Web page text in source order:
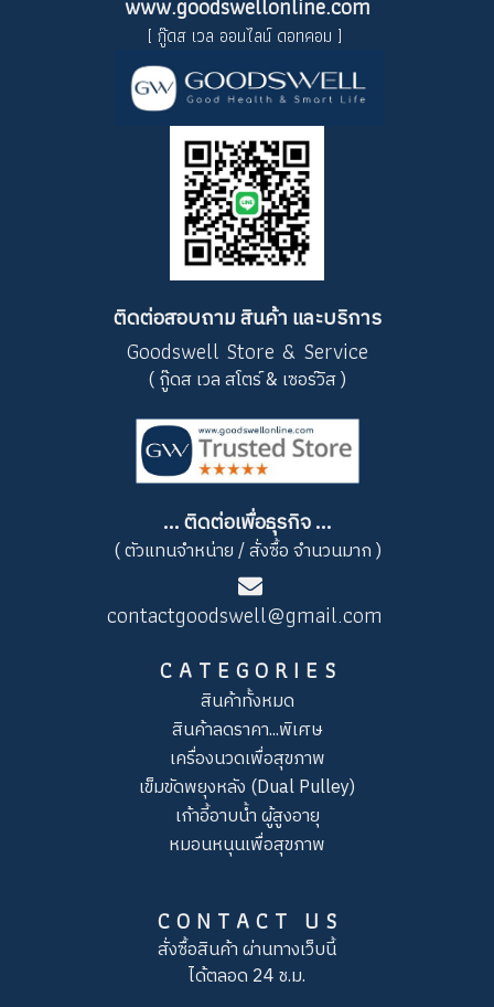
www.goodswellonline.com
[ กู๊ดส เวล ออนไลน์ ดอทคอม ]
ติดต่อสอบถาม สินค้า และบริการ
Goodswell Store & Service
( กู๊ดส เวล สโตร์ & เซอร์วิส )
... ติดต่อเพื่อธุรกิจ ...
( ตัวแทนจำหน่าย / สั่งซื้อ จำนวนมาก )
contactgoodswell@gmail.com
C A T E G O R I E S
สินค้าทั้งหมด
สินค้าลดราคา...พิเศษ
เครื่องนวดเพื่อสุขภาพ
เข็มขัดพยุงหลัง (Dual Pulley)
เก้าอี้อาบน้ำ ผู้สูงอายุ
หมอนหนุนเพื่อสุขภาพ
C O N T A C T U S
สั่งซื้อสินค้า ผ่านทางเว็บนี้
ได้ตลอด 24 ช.ม.